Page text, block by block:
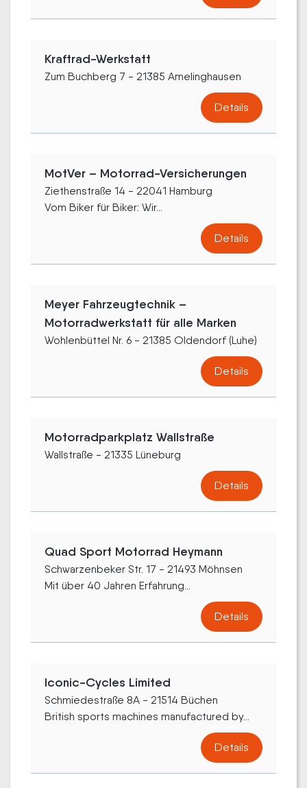
Kraftrad-Werkstatt
Zum Buchberg 7 - 21385 Amelinghausen
Details
MotVer – Motorrad-Versicherungen
Ziethenstraße 14 - 22041 Hamburg
Vom Biker für Biker: Wir...
Details
Meyer Fahrzeugtechnik –
Motorradwerkstatt für alle Marken
Wohlenbüttel Nr. 6 - 21385 Oldendorf (Luhe)
Details
Motorradparkplatz Wallstraße
Wallstraße - 21335 Lüneburg
Details
Quad Sport Motorrad Heymann
Schwarzenbeker Str. 17 - 21493 Möhnsen
Mit über 40 Jahren Erfahrung...
Details
Iconic-Cycles Limited
Schmiedestraße 8A - 21514 Büchen
British sports machines manufactured by...
Details